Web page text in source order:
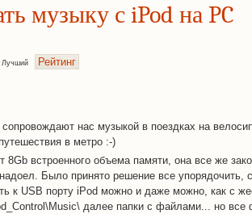
музыку с iPod на PC
Лучший
нас музыкой в поездках на
в метро :-)
8Gb встроенного объема памяти, она все же
Было принято решение все упорядочить,
к USB порту iPod можно и даже можно, как с
далее папки с файлами... но